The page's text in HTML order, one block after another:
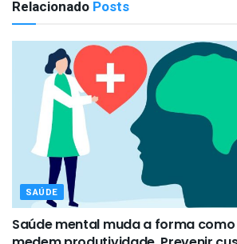
Relacionado Posts
SAÚDE
Saúde mental muda a forma